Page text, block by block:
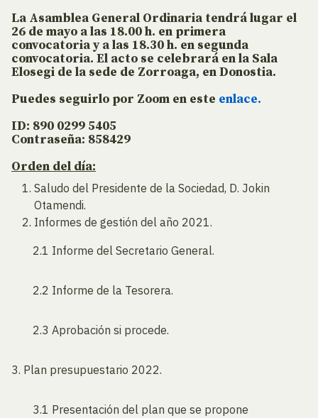
La Asamblea General Ordinaria tendrá lugar el
26 de mayo a las 18.00 h. en primera
convocatoria y a las 18.30 h. en segunda
convocatoria. El acto se celebrará en la Sala
Elosegi de la sede de Zorroaga, en Donostia.
Puedes seguirlo por Zoom en este enlace.
ID: 890 0299 5405
Contraseña: 858429
Orden del día:
Saludo del Presidente de la Sociedad, D. Jokin
Otamendi.
Informes de gestión del año 2021.
2.1 Informe del Secretario General.
2.2 Informe de la Tesorera.
2.3 Aprobación si procede.
3. Plan presupuestario 2022.
3.1 Presentación del plan que se propone